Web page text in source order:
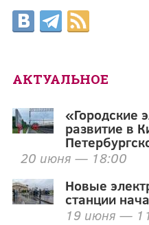
АКТУАЛЬНОЕ
«Городские
развитие в
20 июня — 18:00
Новые
станции
19 июня —